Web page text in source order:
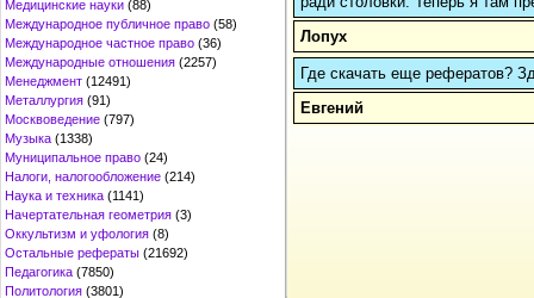
Медицинские науки (88)
Международное публичное право (58)
Международное частное право (36)
Международные отношения (2257)
Менеджмент (12491)
Металлургия (91)
Москвоведение (797)
Музыка (1338)
Муниципальное право (24)
Налоги, налогообложение (214)
Наука и техника (1141)
Начертательная геометрия (3)
Оккультизм и уфология (8)
Остальные рефераты (21692)
Педагогика (7850)
Политология (3801)
Лопух
Где скачать еще рефератов?
Евгений